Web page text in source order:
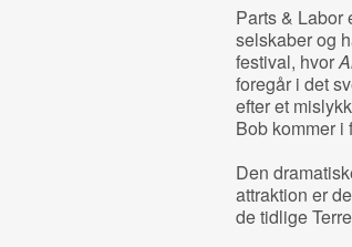
Parts & Labor
selskaber og
festival, hvor
foregår i det
efter et
Bob kommer
Den
attraktion er
de tidlige